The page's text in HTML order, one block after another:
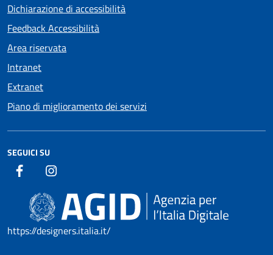
Dichiarazione di accessibilità
Feedback Accessibilità
Area riservata
Intranet
Extranet
Piano di miglioramento dei servizi
SEGUICI SU
https://designers.italia.it/